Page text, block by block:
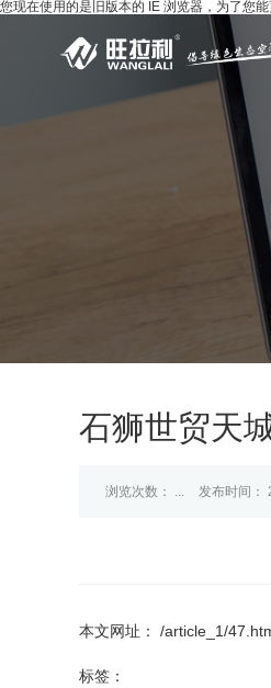
您现在使用的是旧版本的 IE 浏览器，为了您
石狮世贸天
浏览次数： ... 发布时间
本文网址： /article_1/
标签：